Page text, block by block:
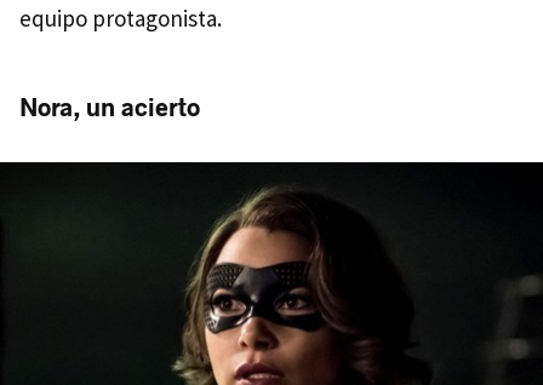
equipo protagonista.
Nora, un acierto